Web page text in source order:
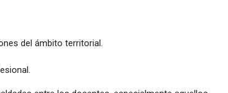
del ámbito territorial.